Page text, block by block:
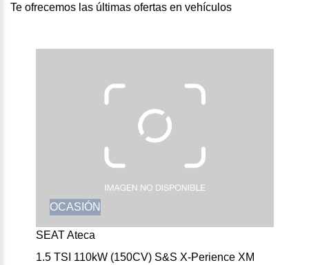
Te ofrecemos las últimas ofertas en vehículos
OCASIÓN
SEAT Ateca
1.5 TSI 110kW (150CV) S&S X-Perience XM